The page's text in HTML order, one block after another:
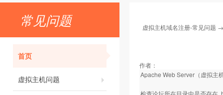
常见问题
首页
虚拟主机问题
虚拟主机域名注册-常见问题
作者：
Apache Web Server（虚拟主
检查论坛所在目录中是否存在